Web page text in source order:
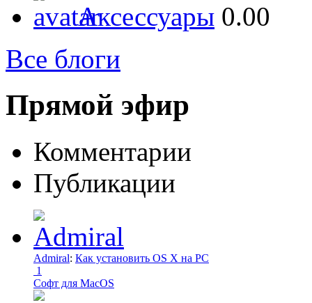
Аксессуары 0.00
Все блоги
Прямой эфир
Комментарии
Публикации
Admiral: Как установить OS X на PC
1
Софт для MacOS